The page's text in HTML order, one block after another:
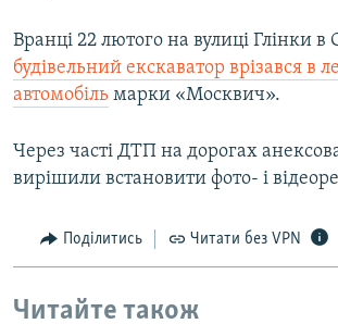
Вранці 22 лютого на вулиці Глінки в
будівельний екскаватор врізався в
автомобіль марки «Москвич».
Через часті ДТП на дорогах
вирішили встановити фото- і
Поділитись Читати без VPN
Читайте також